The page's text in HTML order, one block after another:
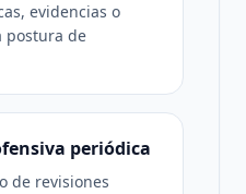
evidencias o
postura de
periódica
de revisiones